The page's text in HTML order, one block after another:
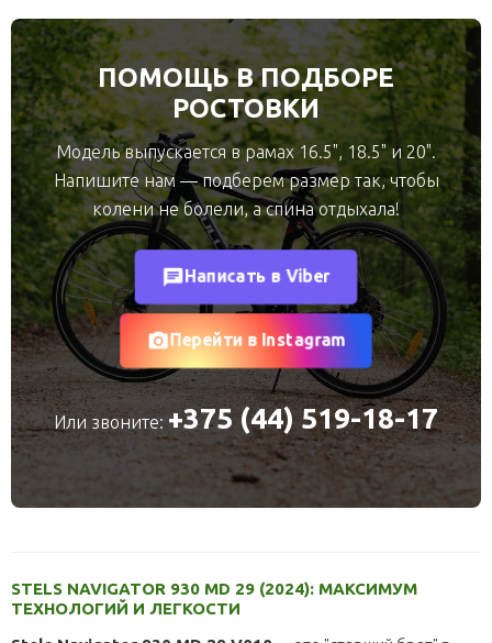
ПОМОЩЬ В ПОДБОРЕ
РОСТОВКИ
Модель выпускается в рамах 16.5", 18.5" и 20".
Напишите нам — подберем размер так, чтобы
колени не болели, а спина отдыхала!
chat Написать в Viber
photo_cameraПерейти в Instagram
Или звоните: +375 (44) 519-18-17
STELS NAVIGATOR 930 MD 29 (2024): МАКСИМУМ
ТЕХНОЛОГИЙ И ЛЕГКОСТИ